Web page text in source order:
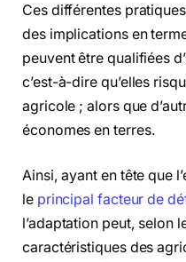
Ces différentes
des implications en
peuvent être qualifiées
c’est-à-dire qu’elles
agricole ; alors que
économes en terres.
Ainsi, ayant en tête que
le principal facteur de
l’adaptation peut, selon
caractéristiques des